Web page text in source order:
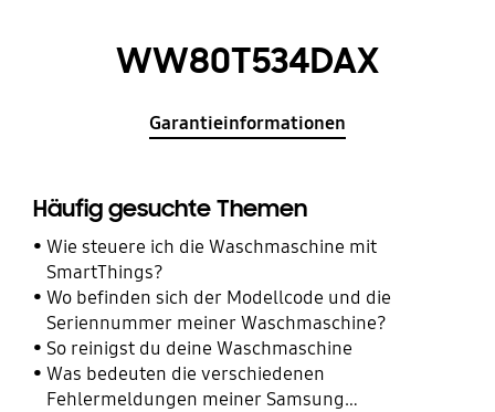
WW80T534DAX
Garantieinformationen
Häufig gesuchte Themen
Wie steuere ich die Waschmaschine mit
SmartThings?
Wo befinden sich der Modellcode und die
Seriennummer meiner Waschmaschine?
So reinigst du deine Waschmaschine
Was bedeuten die verschiedenen
Fehlermeldungen meiner Samsung